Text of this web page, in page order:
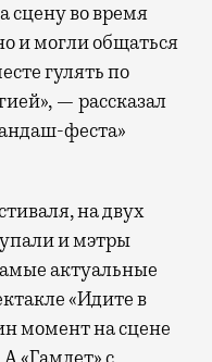
сцену во время
и могли общаться
гулять по
— рассказал
феста»
на двух
и мэтры
актуальные
«Идите в
момент на сцене